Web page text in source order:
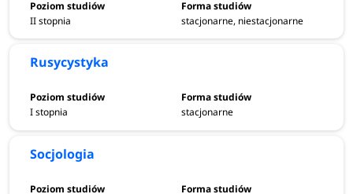
II stopnia stacjonarne, niestacjonarne
Rusycystyka
I stopnia stacjonarne
Socjologia